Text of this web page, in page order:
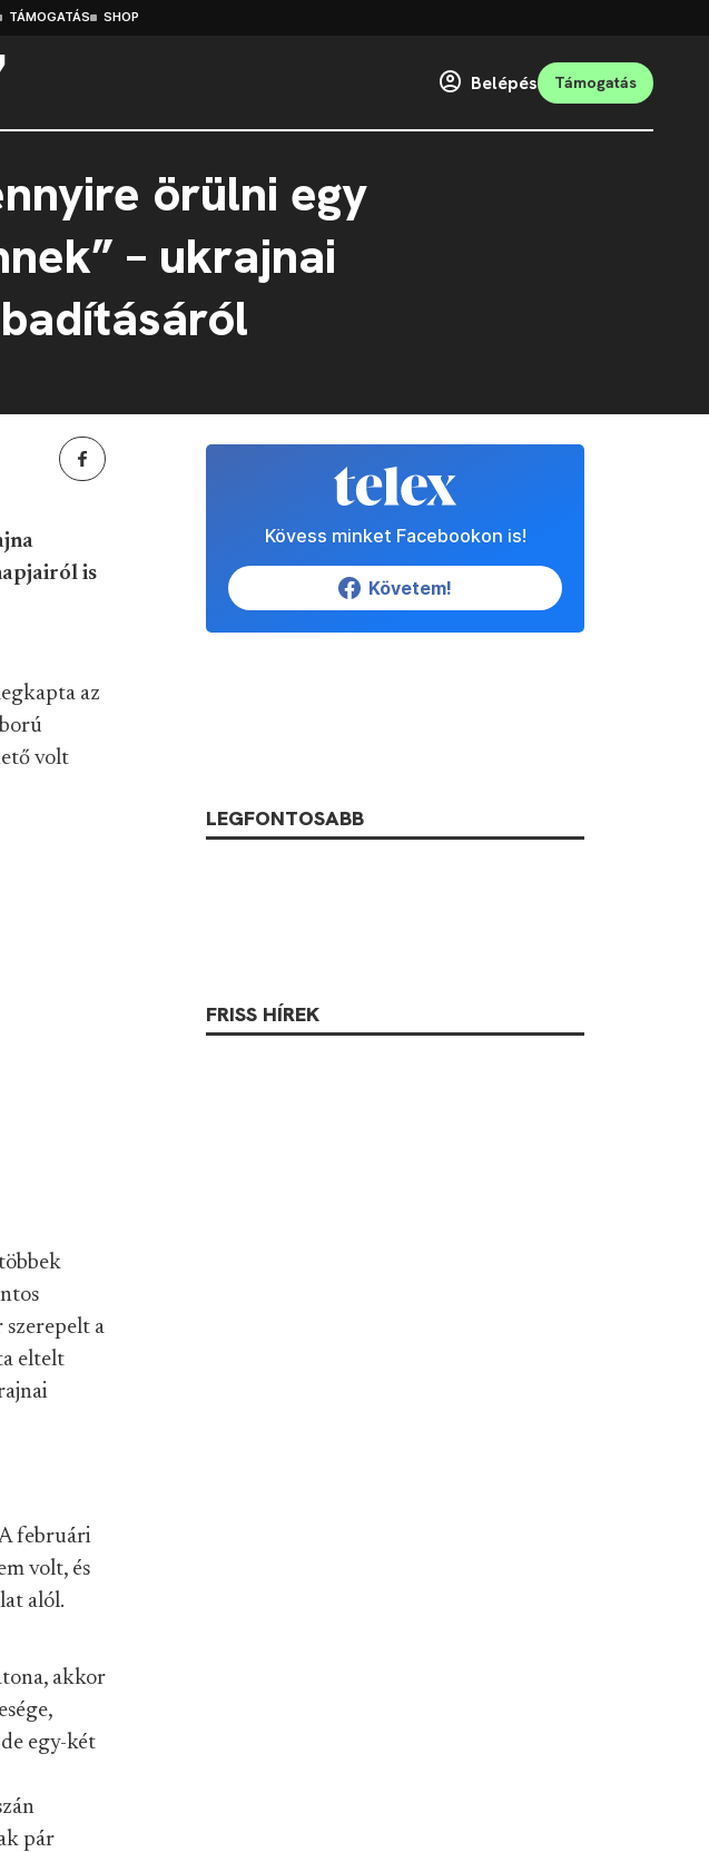
TÁMOGATÁS SHOP
Belépés Támogatás
örülni egy
– ukrajnai
is
az
volt
a
eltelt
februári
volt, és
alól.
akkor
egy-két
pár
Kövess minket Facebookon is!
Követem!
LEGFONTOSABB
FRISS HÍREK